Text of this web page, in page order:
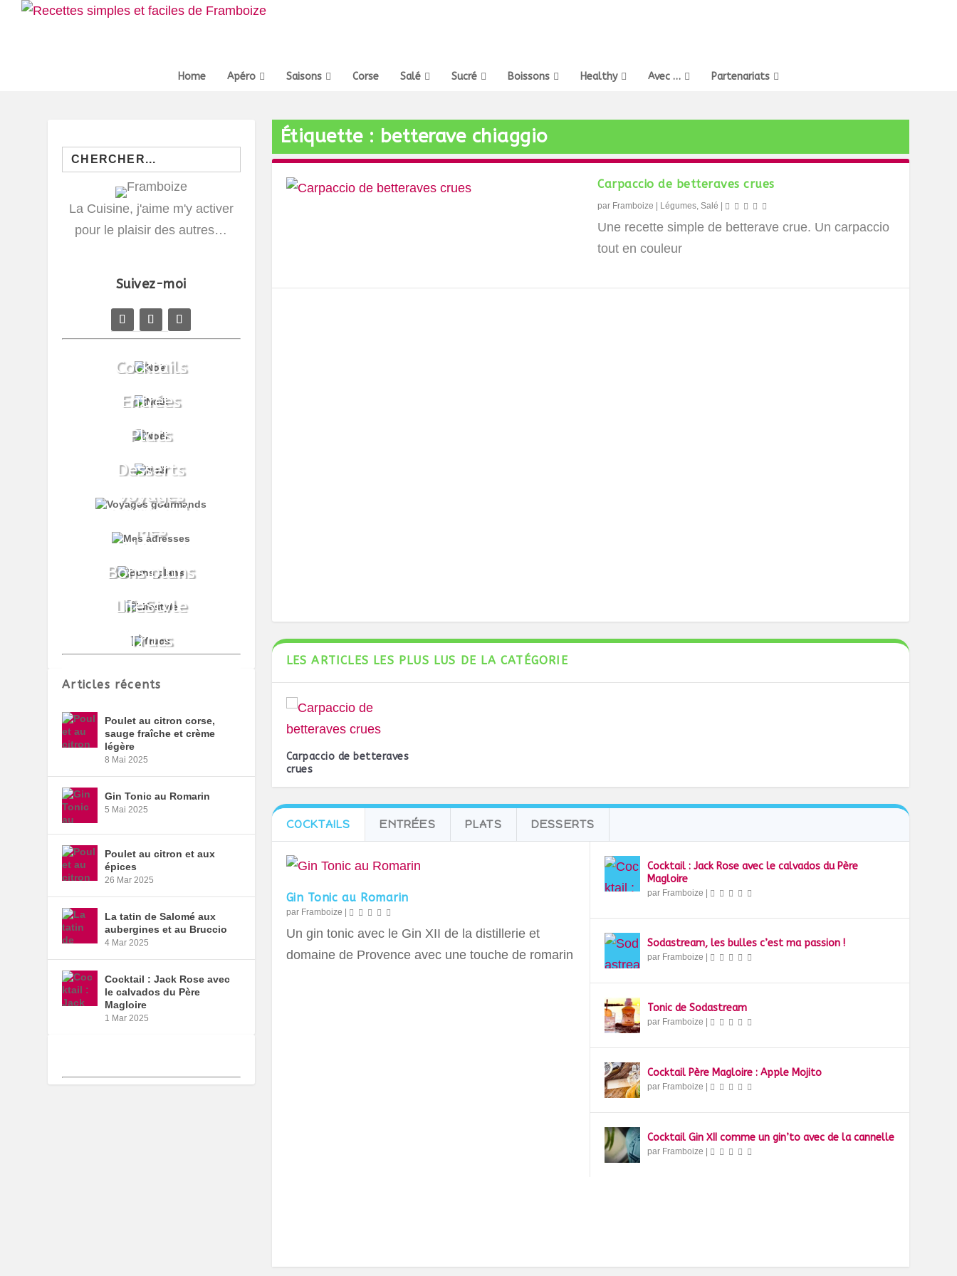
Home Apéro Saisons Corse Salé Sucré Boissons Healthy Avec … Partenariats
Étiquette : betterave chiaggio
Carpaccio de betteraves crues
par Framboize Légumes,Salé
Une recette simple de betterave crue. Un carpaccio
tout en couleur
LES ARTICLES LES PLUS LUS DE LA CATÉGORIE
Carpaccio de betteraves
crues
COCKTAILS ENTRÉES PLATS DESSERTS
Gin Tonic au Romarin
par Framboize
Un gin tonic avec le Gin XII de la distillerie et
domaine de Provence avec une touche de romarin
Cocktail : Jack Rose avec le calvados du Père
Magloire
par Framboize
Sodastream, les bulles c’est ma passion !
par Framboize
Tonic de Sodastream
par Framboize
Cocktail Père Magloire : Apple Mojito
par Framboize
Cocktail Gin XII comme un gin’to avec de la cannelle
par Framboize
Search
for:
La Cuisine, j'aime m'y activer
pour le plaisir des autres…
Suivez-moi
Articles récents
Poulet au citron corse,
sauge fraîche et crème
légère
8 Mai 2025
Gin Tonic au Romarin
5 Mai 2025
Poulet au citron et aux
épices
26 Mar 2025
La tatin de Salomé aux
aubergines et au Bruccio
4 Mar 2025
Cocktail : Jack Rose avec
le calvados du Père
Magloire
1 Mar 2025